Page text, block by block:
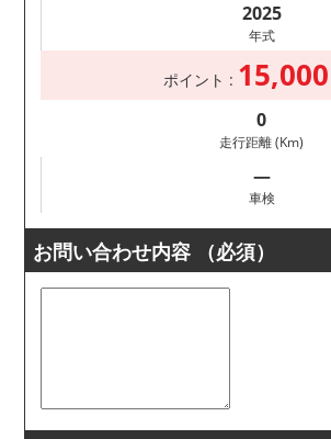
2025
年式
ポイント :
0
走行距離 (Km)
―
車検
お問い合わせ内容 （必須）